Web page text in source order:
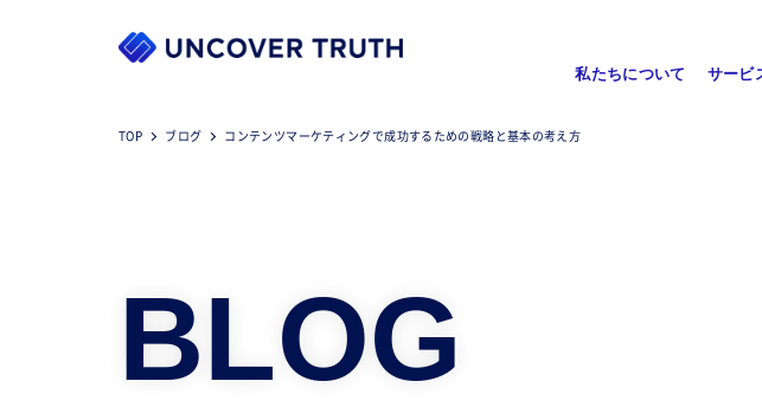
私たちについて サービ
TOP ブログ コンテンツマーケティングで成功するための戦略と基本の考え方
BLOG